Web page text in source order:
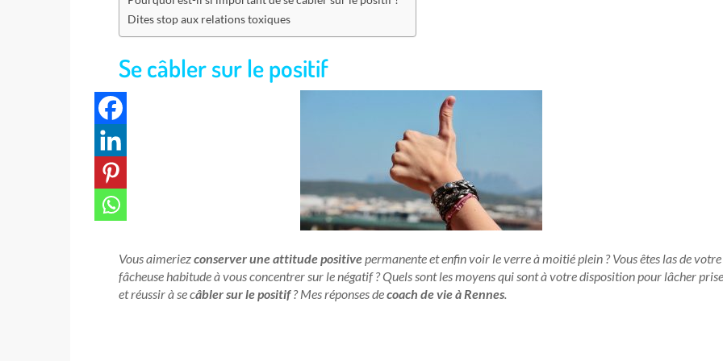
Dites stop aux relations toxiques
Se câbler sur le positif
Vous aimeriezconserver une attitude positivepermanente et enfin voir le verre à moitié plein ? Vous êtes las de votre
fâcheuse habitude à vous concentrer sur le négatif ? Quels sont les moyens qui sont à votre disposition pour lâcher prise
et réussir à se câbler sur le positif? Mes réponses decoach de vie à Rennes.